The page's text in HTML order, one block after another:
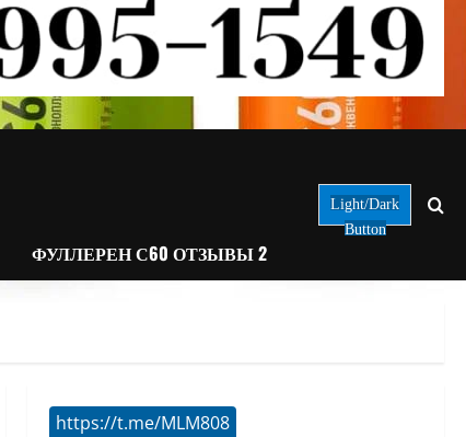
ФУЛЛЕРЕН С60 ОТЗЫВЫ 2
Light/Dark
Button
https://t.me/MLM808